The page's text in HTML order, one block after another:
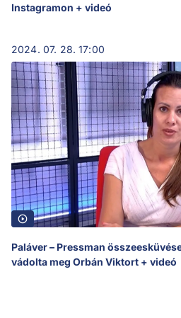
Instagramon + videó
2024. 07. 28. 17:00
Paláver – Pressman
vádolta meg Orbán Viktort + videó